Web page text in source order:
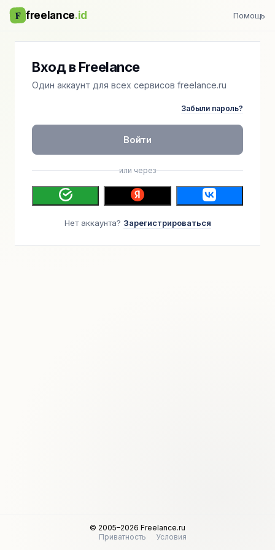
F freelance.id Помощь
Вход в Freelance
Один аккаунт для всех сервисов freelance.ru
Забыли пароль?
Войти
или через
Нет аккаунта? Зарегистрироваться
© 2005–2026 Freelance.ru
Приватность
Условия